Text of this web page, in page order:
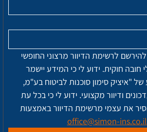
office@simon-ins.co.il